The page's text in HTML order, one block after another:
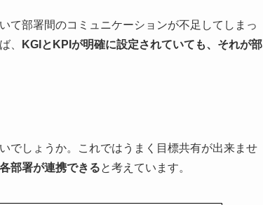
て部署間のコミュニケーションが不足してしまっ
、
KGIとKPIが明確に設定されていても、それが部
でしょうか。これではうまく目標共有が出来ませ
部署が連携できると考えています。